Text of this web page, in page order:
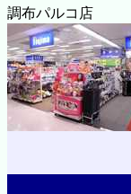
調布パルコ店